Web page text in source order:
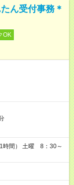
ん受付事務＊
OK
時間） 土曜 8：30～